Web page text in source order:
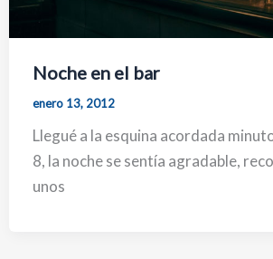
Noche en el bar
enero 13, 2012
Llegué a la esquina acordada
8, la noche se sentía agradable,
unos